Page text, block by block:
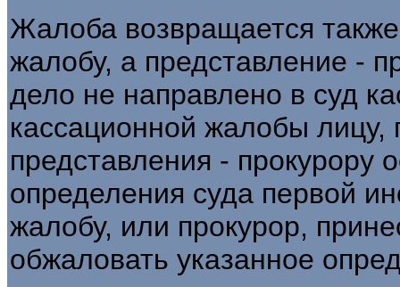
Жалоба возвращается
жалобу, а представление -
дело не направлено в суд
кассационной жалобы
представления - прокурору
определения суда первой
жалобу, или прокурор,
обжаловать указанное